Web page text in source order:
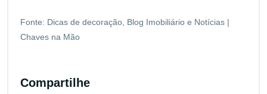
Fonte: Dicas de decoração, Blog Imobiliário e Notícias |
Chaves na Mão
Compartilhe